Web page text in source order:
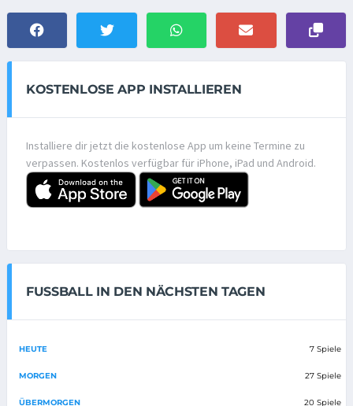
KOSTENLOSE APP INSTALLIEREN
Installiere dir jetzt die kostenlose App um keine Termine zu
verpassen. Kostenlos verfügbar für iPhone, iPad und Android.
FUSSBALL IN DEN NÄCHSTEN TAGEN
HEUTE 7 Spiele
MORGEN 27 Spiele
ÜBERMORGEN 20 Spiele